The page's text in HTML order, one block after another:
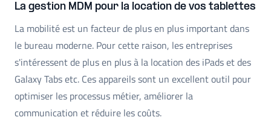
La gestion MDM pour la location de vos tablettes
La mobilité est un facteur de plus en plus important dans
le bureau moderne. Pour cette raison, les entreprises
s'intéressent de plus en plus à la location des iPads et des
Galaxy Tabs etc. Ces appareils sont un excellent outil pour
optimiser les processus métier, améliorer la
communication et réduire les coûts.